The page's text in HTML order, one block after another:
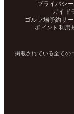
プライバシ
ガイド
ゴルフ場予約サ
ポイント利用
掲載されている全ての